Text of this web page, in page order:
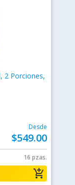
2 Porciones,
Desde
$549.00
16 pzas.
add_shopping_cart